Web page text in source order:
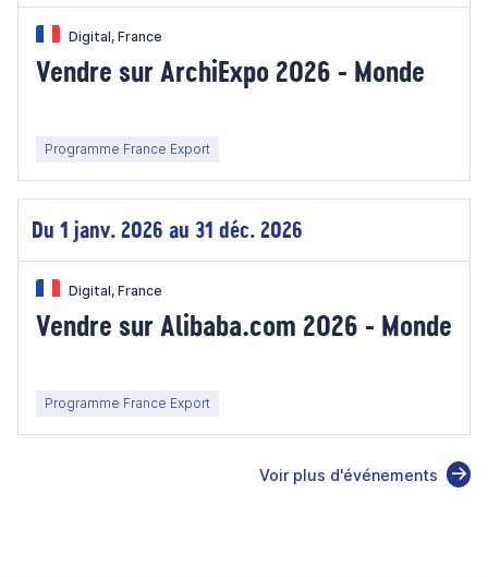
Digital, France
Vendre sur ArchiExpo 2026 - Monde
Programme France Export
Du 1 janv. 2026 au 31 déc. 2026
Digital, France
Vendre sur Alibaba.com 2026 - Monde
Programme France Export
Voir plus d'événements